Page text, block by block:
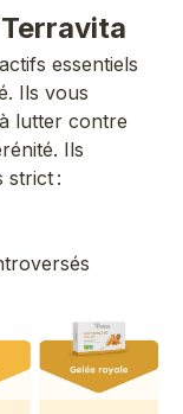
essentiels
Ils vous
lutter contre
Ils
strict :